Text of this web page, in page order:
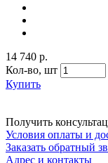
14 740 р.
Кол-во, шт
Купить
Получить
Условия оплаты и
Заказать обратный
Адрес и контакты